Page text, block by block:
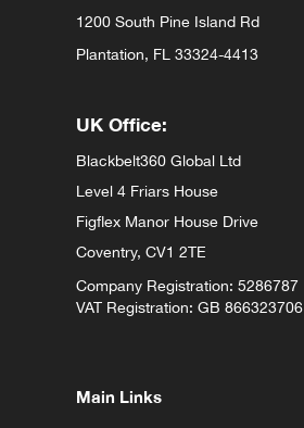
1200 South Pine Island Rd
Plantation, FL 33324-4413
UK Office:
Blackbelt360 Global Ltd
Level 4 Friars House
Figflex Manor House Drive
Coventry, CV1 2TE
Company Registration: 5286787
VAT Registration: GB 866323706
Main Links